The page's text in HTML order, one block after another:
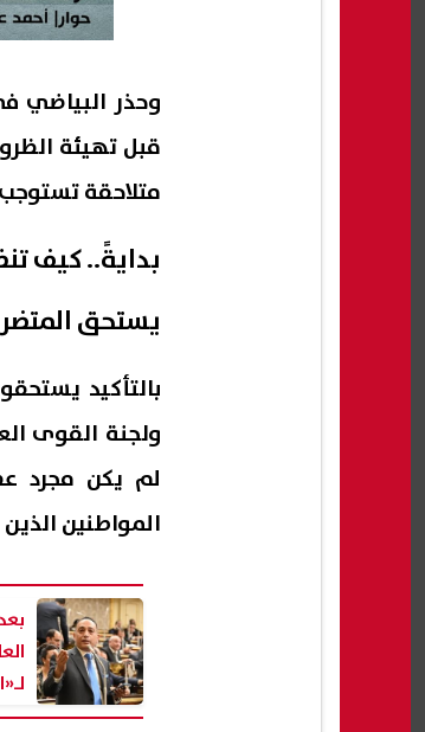
وحذر البياضي
قبل تهيئة
متلاحقة تستوجب
بدايةً.. كيف
يستحق
بالتأكيد
ولجنة القوى
لم يكن مجرد
المواطنين